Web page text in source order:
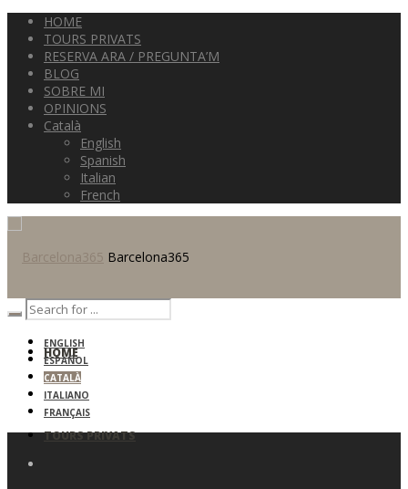
HOME
TOURS PRIVATS
RESERVA ARA / PREGUNTA’M
BLOG
SOBRE MI
OPINIONS
Català
English
Spanish
Italian
French
Barcelona365
HOME
TOURS PRIVATS
ENGLISH
ESPAÑOL
CATALÀ
ITALIANO
FRANÇAIS